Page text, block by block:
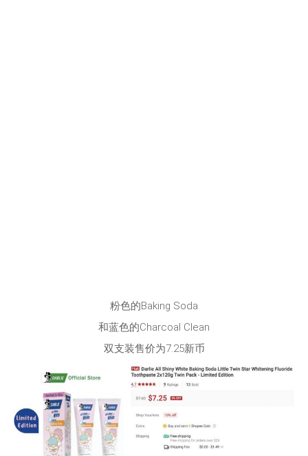
粉色的Baking Soda
和蓝色的Charcoal Clean
双支装售价为7.25新币